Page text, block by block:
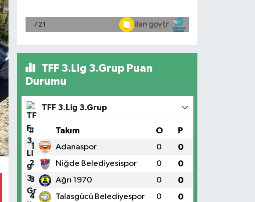
TFF 3.Lig 3.Grup Puan
Durumu
TFF 3.Lig 3.Grup
# Takım O P
1 Adanaspor 0 0
2 Niğde Belediyesispor 0 0
3 Ağrı 1970 0 0
4 Talasgücü Belediyespor 0 0